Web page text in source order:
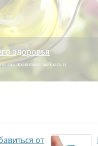
здоровья
как правильно выбрать и
от